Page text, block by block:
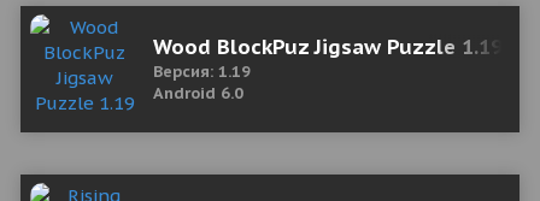
Wood BlockPuz Jigsaw Puzzle 1.19
Версия: 1.19
Android 6.0